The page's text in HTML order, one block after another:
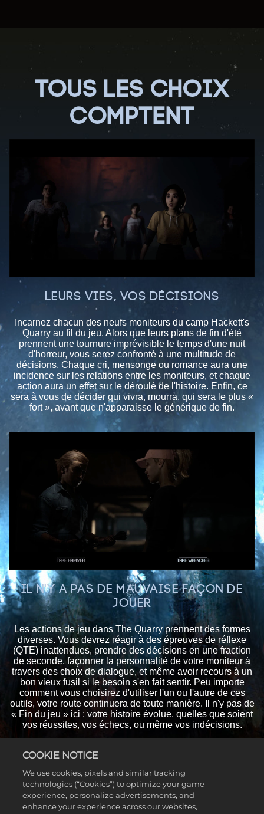
TOUS LES CHOIX
COMPTENT
LEURS VIES, VOS DÉCISIONS
Incarnez chacun des neufs moniteurs du camp Hackett's
Quarry au fil du jeu. Alors que leurs plans de fin d'été
prennent une tournure imprévisible le temps d'une nuit
d'horreur, vous serez confronté à une multitude de
décisions. Chaque cri, mensonge ou romance aura une
incidence sur les relations entre les moniteurs, et chaque
action aura un effet sur le déroulé de l'histoire. Enfin, ce
sera à vous de décider qui vivra, mourra, qui sera le plus «
fort », avant que n'apparaisse le générique de fin.
IL N'Y A PAS DE MAUVAISE FAÇON DE
JOUER
Les actions de jeu dans The Quarry prennent des formes
diverses. Vous devrez réagir à des épreuves de réflexe
(QTE) inattendues, prendre des décisions en une fraction
de seconde, façonner la personnalité de votre moniteur à
travers des choix de dialogue, et même avoir recours à un
bon vieux fusil si le besoin s'en fait sentir. Peu importe
comment vous choisirez d'utiliser l'un ou l'autre de ces
outils, votre route continuera de toute manière. Il n'y pas de
« Fin du jeu » ici : votre histoire évolue, quelles que soient
vos réussites, vos échecs, ou même vos indécisions.
COOKIE NOTICE
We use cookies, pixels and similar tracking
technologies (“Cookies”) to optimize your game
experience, personalize advertisements, and
enhance your experience across our websites,